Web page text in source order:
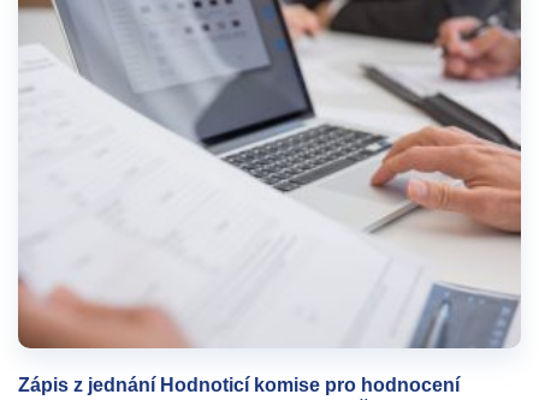
Zápis z jednání Hodnoticí komise pro hodnocení